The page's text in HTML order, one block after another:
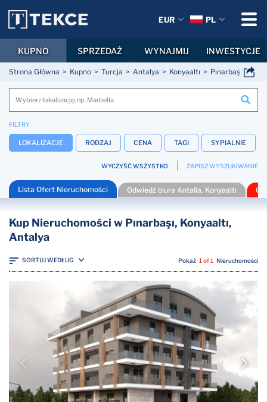
Strona Główna Kupno Turcja Antalya Konyaaltı Pınarbaşı
FILTRY
LOKALIZACJE RODZAJ CENA TAGI SYPIALNIE
WYCZYŚĆ WSZYSTKO ZAPISZ WYSZUKIWANIE
Lista Ofert Nieruchomości Odwiedź biura Antalia, Konyaaltı
Kup Nieruchomości w Pınarbaşı, Konyaaltı,
Antalya
SORTUJ WEDŁUG Pokaż 1 of 1 Nieruchomości
EUR PL
KUPNO SPRZEDAŻ WYNAJMIJ INWESTYCJE